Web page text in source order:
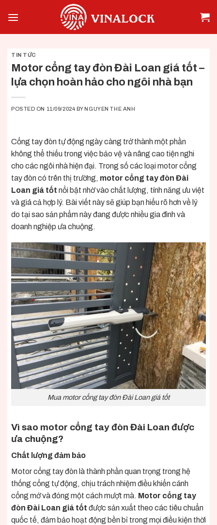
TIN TỨC
Motor cổng tay đòn Đài Loan giá tốt –
lựa chọn hoàn hảo cho ngôi nhà bạn
POSTED ON 11/09/2024 BY NGUYEN THE ANH
Cổng tay đòn tự động ngày càng trở thành một phần
không thể thiếu trong việc bảo vệ và nâng cao tiện nghi
cho các ngôi nhà hiện đại. Trong số các loại motor cổng
tay đòn có trên thị trường, motor cổng tay đòn Đài
Loan giá tốt nổi bật nhờ vào chất lượng, tính năng ưu việt
và giá cả hợp lý. Bài viết này sẽ giúp bạn hiểu rõ hơn về lý
do tại sao sản phẩm này đang được nhiều gia đình và
doanh nghiệp ưa chuộng.
Mua motor cổng tay đòn Đài Loan giá tốt
Vì sao motor cổng tay đòn Đài Loan được
ưa chuộng?
Chất lượng đảm bảo
Motor cổng tay đòn là thành phần quan trọng trong hệ
thống cổng tự động, chịu trách nhiệm điều khiển cánh
cổng mở và đóng một cách mượt mà. Motor cổng tay
đòn Đài Loan giá tốt được sản xuất theo các tiêu chuẩn
quốc tế, đảm bảo hoạt động bền bỉ trong mọi điều kiện thời